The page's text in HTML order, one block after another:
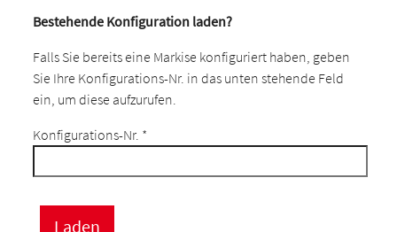
Bestehende Konfiguration laden?
Falls Sie bereits eine Markise konfiguriert haben, geben
Sie Ihre Konfigurations-Nr. in das unten stehende Feld
ein, um diese aufzurufen.
Konfigurations-Nr. *